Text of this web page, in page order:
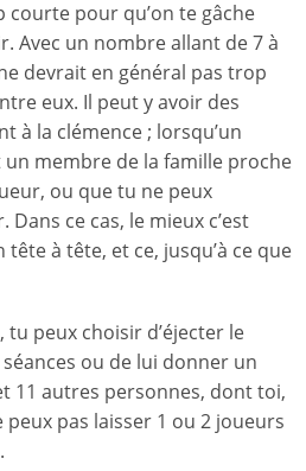
courte pour qu’on te gâche
Avec un nombre allant de 7 à
devrait en général pas trop
eux. Il peut y avoir des
à la clémence ; lorsqu’un
membre de la famille proche
ou que tu ne peux
Dans ce cas, le mieux c’est
à tête, et ce, jusqu’à ce que
peux choisir d’éjecter le
ou de lui donner un
11 autres personnes, dont toi,
pas laisser 1 ou 2 joueurs